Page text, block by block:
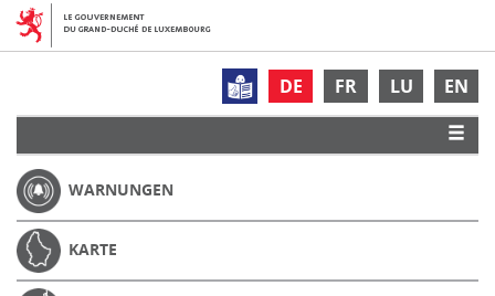
DE FR LU EN
WARNUNGEN
KARTE